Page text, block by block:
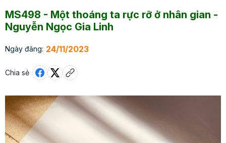
MS498 - Một thoáng ta rực rỡ ở nhân gian -
Nguyễn Ngọc Gia Linh
Ngày đăng: 24/11/2023
Chia sẻ